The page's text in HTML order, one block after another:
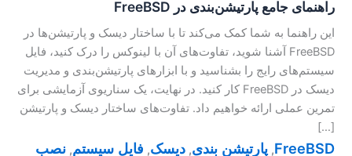
راهنمای جامع پارتیشن‌بندی در FreeBSD
این راهنما به شما کمک می‌کند تا با ساختار دیسک و پارتیشن‌ها در
FreeBSD آشنا شوید، تفاوت‌های آن با لینوکس را درک کنید، فایل
سیستم‌های رایج را بشناسید و با ابزارهای پارتیشن‌بندی و مدیریت
دیسک در FreeBSD کار کنید. در نهایت، یک سناریوی آزمایشی برای
تمرین عملی ارائه خواهیم داد. تفاوت‌های ساختار دیسک و پارتیشن
[…]
FreeBSD
, پارتیشن بندی, دیسک, فایل سیستم, نصب